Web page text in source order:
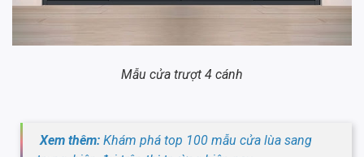
Mẫu cửa trượt 4 cánh
Xem thêm: Khám phá top 100 mẫu cửa lùa sang